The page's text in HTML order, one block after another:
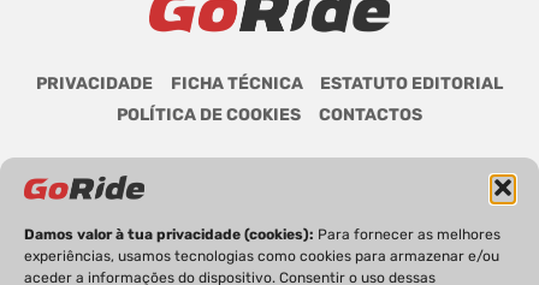
Damos valor à tua privacidade (cookies): Para fornecer as melhores
experiências, usamos tecnologias como cookies para armazenar e/ou
aceder a informações do dispositivo. Consentir o uso dessas
PRIVACIDADE FICHA TÉCNICA
ESTATUTO EDITORIAL
POLÍTICA DE COOKIES
CONTACTOS
GoRide 2026 | Todos os direitos reservados.